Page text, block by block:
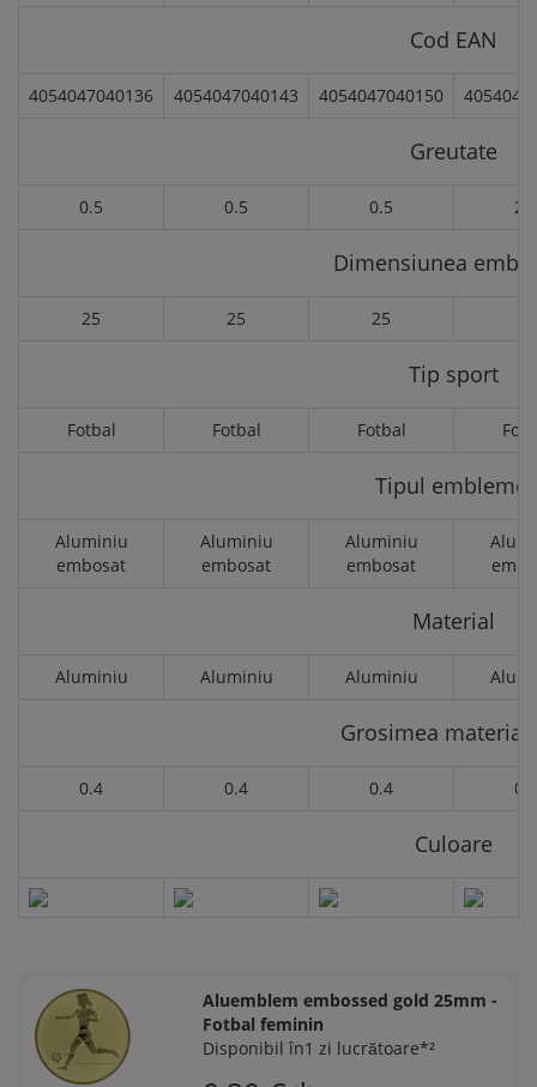
Cod EAN
4054047040136 4054047040143 4054047040150
Greutate
0.5 0.5 0.5 2.1
Dimensiunea
25 25 25
Tip sport
Fotbal Fotbal Fotbal
Tipul emblemei
Aluminiu
embosat
Aluminiu
embosat
Aluminiu
embosat
Material
Aluminiu Aluminiu Aluminiu
Grosimea
0.4 0.4 0.4 0.4
Culoare
Aluemblem embossed gold 25mm -
Fotbal feminin
Disponibil în1 zi lucrătoare*²